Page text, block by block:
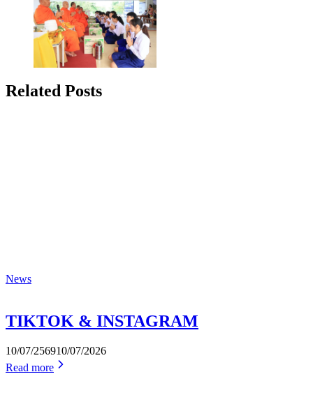
Related Posts
News
TIKTOK & INSTAGRAM
10/07/256910/07/2026
Read more